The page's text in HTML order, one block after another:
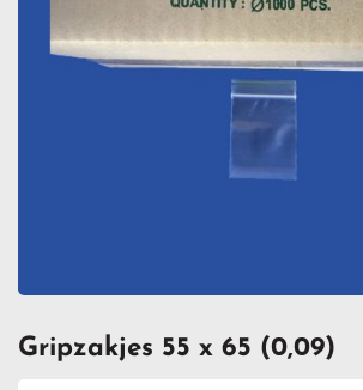
Gripzakjes 55 x 65 (0,09)